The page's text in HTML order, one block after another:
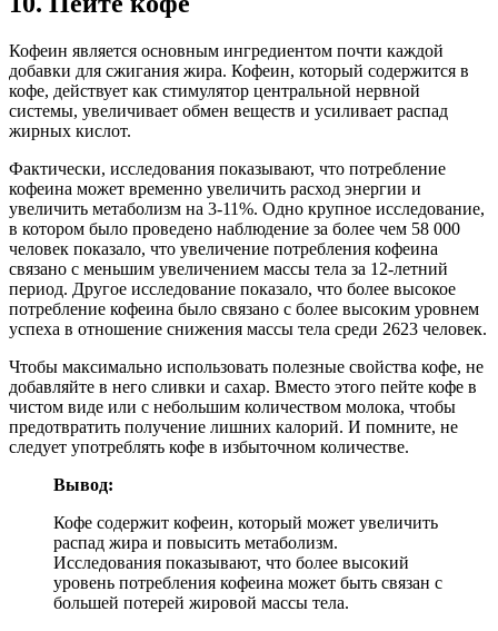
Кофеин является основным ингредиентом почти каждой
добавки для сжигания жира. Кофеин, который содержится в
кофе, действует как стимулятор центральной нервной
системы, увеличивает обмен веществ и усиливает распад
жирных кислот.
Фактически, исследования показывают, что потребление
кофеина может временно увеличить расход энергии и
увеличить метаболизм на 3-11%. Одно крупное исследование,
в котором было проведено наблюдение за более чем 58 000
человек показало, что увеличение потребления кофеина
связано с меньшим увеличением массы тела за 12-летний
период. Другое исследование показало, что более высокое
потребление кофеина было связано с более высоким уровнем
успеха в отношение снижения массы тела среди 2623 человек.
Чтобы максимально использовать полезные свойства кофе, не
добавляйте в него сливки и сахар. Вместо этого пейте кофе в
чистом виде или с небольшим количеством молока, чтобы
предотвратить получение лишних калорий. И помните, не
следует употреблять кофе в избыточном количестве.
Вывод:
Кофе содержит кофеин, который может увеличить
распад жира и повысить метаболизм.
Исследования показывают, что более высокий
уровень потребления кофеина может быть связан с
большей потерей жировой массы тела.